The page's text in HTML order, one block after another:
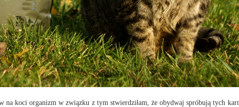
na koci organizm w związku z tym stwierdziłam, że obydwaj spróbują tych